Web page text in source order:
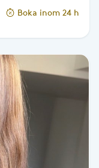
Boka inom 24 h